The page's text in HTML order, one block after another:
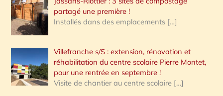
partagé une première !
Installés dans des emplacements […]
Villefranche s/S : extension, rénovation et
réhabilitation du centre scolaire Pierre Montet,
pour une rentrée en septembre !
Visite de chantier au centre scolaire […]